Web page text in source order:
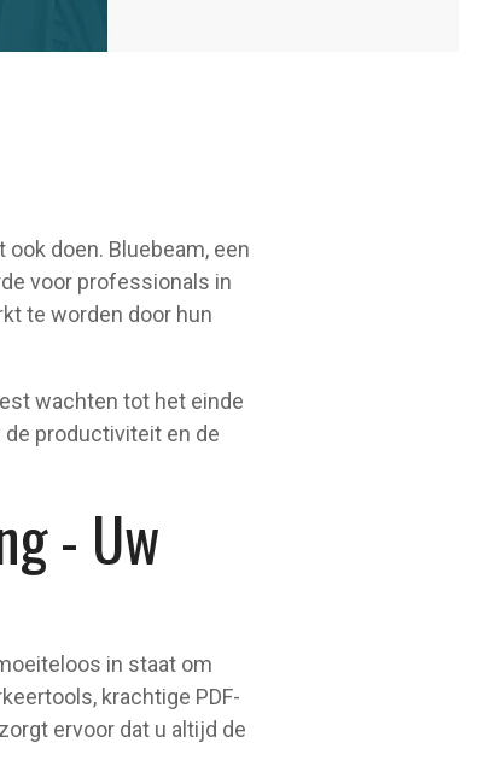
doen. Bluebeam, een
voor professionals in
te worden door hun
wachten tot het einde
productiviteit en de
- Uw
in staat om
krachtige PDF-
ervoor dat u altijd de